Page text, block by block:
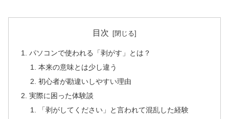
目次
パソコンで使われる「剥がす」とは？
本来の意味とは少し違う
初心者が勘違いしやすい理由
実際に困った体験談
「剥がしてください」と言われて混乱した経験